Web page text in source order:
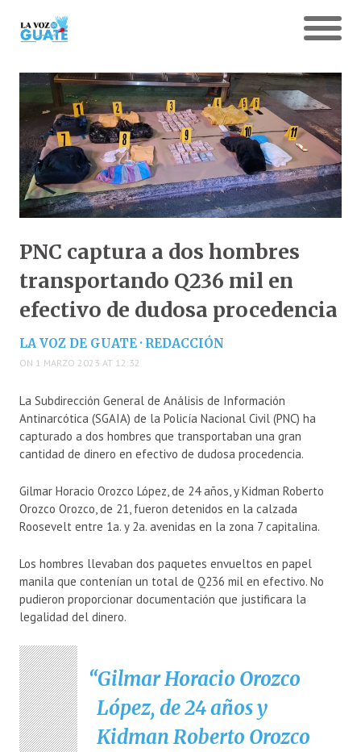
PNC captura a dos hombres
transportando Q236 mil en
efectivo de dudosa procedencia
LA VOZ DE GUATE · REDACCIÓN
ON 1 MARZO 2023 AT 12:32
La Subdirección General de Análisis de Información
Antinarcótica (SGAIA) de la Policía Nacional Civil (PNC) ha
capturado a dos hombres que transportaban una gran
cantidad de dinero en efectivo de dudosa procedencia.
Gilmar Horacio Orozco López, de 24 años, y Kidman Roberto
Orozco Orozco, de 21, fueron detenidos en la calzada
Roosevelt entre 1a. y 2a. avenidas en la zona 7 capitalina.
Los hombres llevaban dos paquetes envueltos en papel
manila que contenían un total de Q236 mil en efectivo. No
pudieron proporcionar documentación que justificara la
legalidad del dinero.
Gilmar Horacio Orozco
López, de 24 años y
Kidman Roberto Orozco